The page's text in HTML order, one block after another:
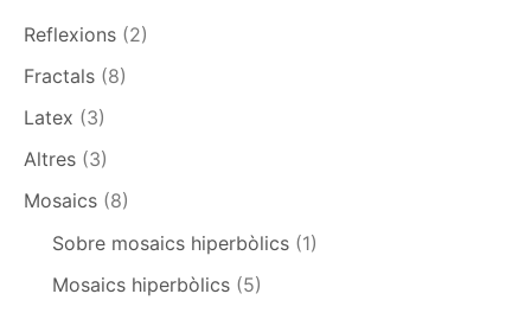
Reflexions (2)
Fractals (8)
Latex (3)
Altres (3)
Mosaics (8)
Sobre mosaics hiperbòlics (1)
Mosaics hiperbòlics (5)